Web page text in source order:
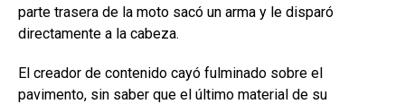
parte trasera de la moto sacó un arma y le disparó
directamente a la cabeza.
El creador de contenido cayó fulminado sobre el
pavimento, sin saber que el último material de su